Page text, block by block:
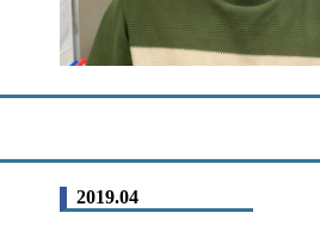
2019.04